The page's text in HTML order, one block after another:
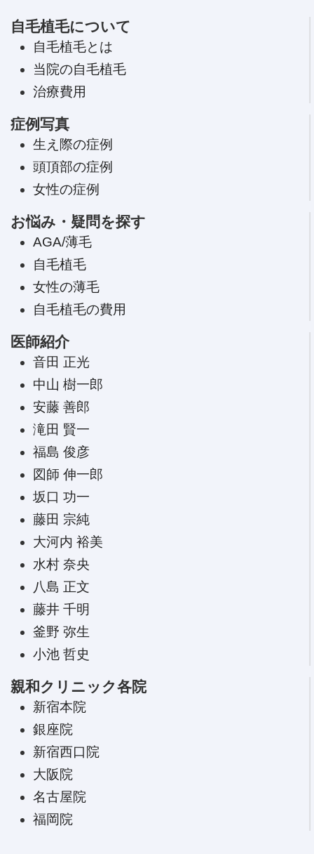
自毛植毛について
自毛植毛とは
当院の自毛植毛
治療費用
症例写真
生え際の症例
頭頂部の症例
女性の症例
お悩み・疑問を探す
AGA/薄毛
自毛植毛
女性の薄毛
自毛植毛の費用
医師紹介
音田 正光
中山 樹一郎
安藤 善郎
滝田 賢一
福島 俊彦
図師 伸一郎
坂口 功一
藤田 宗純
大河内 裕美
水村 奈央
八島 正文
藤井 千明
釜野 弥生
小池 哲史
親和クリニック各院
新宿本院
銀座院
新宿西口院
大阪院
名古屋院
福岡院